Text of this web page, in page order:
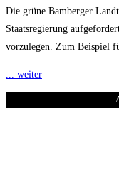
Die grüne Bamberger
Staatsregierung
vorzulegen. Zum Beispiel
... weiter